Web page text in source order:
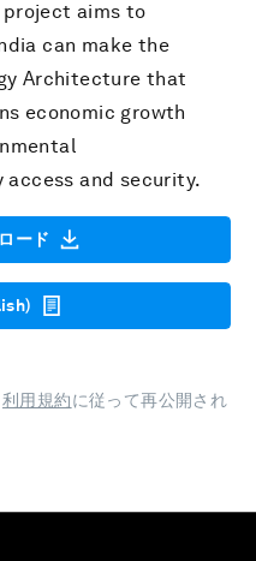
aims to
can make the
Architecture that
economic growth
and security.
ード
利用規約に従って再公開され